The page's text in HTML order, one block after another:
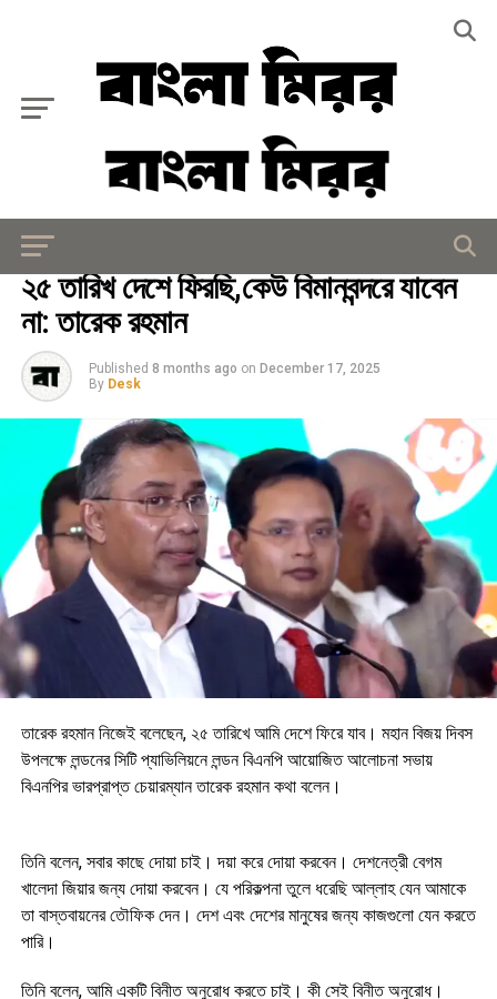
রাজনীতি
২৫ তারিখ দেশে ফিরছি,কেউ বিমানবন্দরে যাবেন
না: তারেক রহমান
Published 8 months ago on December 17, 2025
By Desk
তারেক রহমান নিজেই বলেছেন, ২৫ তারিখে আমি দেশে ফিরে যাব। মহান বিজয় দিবস
উপলক্ষে লন্ডনের সিটি প্যাভিলিয়নে লন্ডন বিএনপি আয়োজিত আলোচনা সভায়
বিএনপির ভারপ্রাপ্ত চেয়ারম্যান তারেক রহমান কথা বলেন।
তিনি বলেন, সবার কাছে দোয়া চাই। দয়া করে দোয়া করবেন। দেশনেত্রী বেগম
খালেদা জিয়ার জন্য দোয়া করবেন। যে পরিকল্পনা তুলে ধরেছি আল্লাহ যেন আমাকে
তা বাস্তবায়নের তৌফিক দেন। দেশ এবং দেশের মানুষের জন্য কাজগুলো যেন করতে
পারি।
তিনি বলেন, আমি একটি বিনীত অনুরোধ করতে চাই। কী সেই বিনীত অনুরোধ।